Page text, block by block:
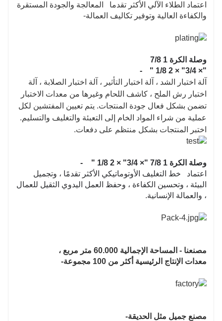
اعتماد الطلاء الآلي الأكثر تقدما المعالجة والجودة المستقرة
والكفاءة العالية وتوفير تكاليف العمالة-
وصلة الكرة 1 7/8
"× 3/4" × 2 1/8 "
-
آلة اختبار الشد ، آلة اختبار التأثير ، آلة اختبار الصلابة ، آلة
اختبار رش الملح ، كاشف اللحام وغيرها من معدات الاختبار
تضمن بشكل فعال جودة المنتجات. يتم تعيين المفتشين لكل
عملية من شراء المواد الخام إلى التعبئة والتغليف والتسليم.
اختبر المنتجات بشكل منتظم على دفعات.
وصلة الكرة 1 7/8 "× 3/4" × 2 1/8 "
-
اعتماد خط التغليف الأوتوماتيكي الأكثر تقدمًا ، وتجميل
البيئة ، وتحسين الكفاءة ، وحفظ العمل اليدوي الثقيل للعمال
، والعمالة الإنسانية.
مصنعنا - المساحة الإجمالية 60.000 متر مربع ،
معدات الإنتاج الرئيسية أكثر من 100 مجموعة-
مصنع جميل مثل الحديقة-